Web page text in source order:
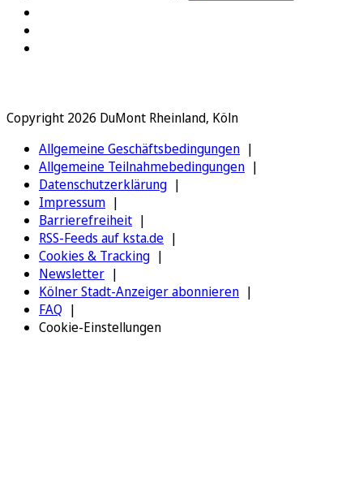
Copyright 2026 DuMont Rheinland, Köln
Allgemeine Geschäftsbedingungen
Allgemeine Teilnahmebedingungen
Datenschutzerklärung
Impressum
Barrierefreiheit
RSS-Feeds auf ksta.de
Cookies & Tracking
Newsletter
Kölner Stadt-Anzeiger abonnieren
FAQ
Cookie-Einstellungen